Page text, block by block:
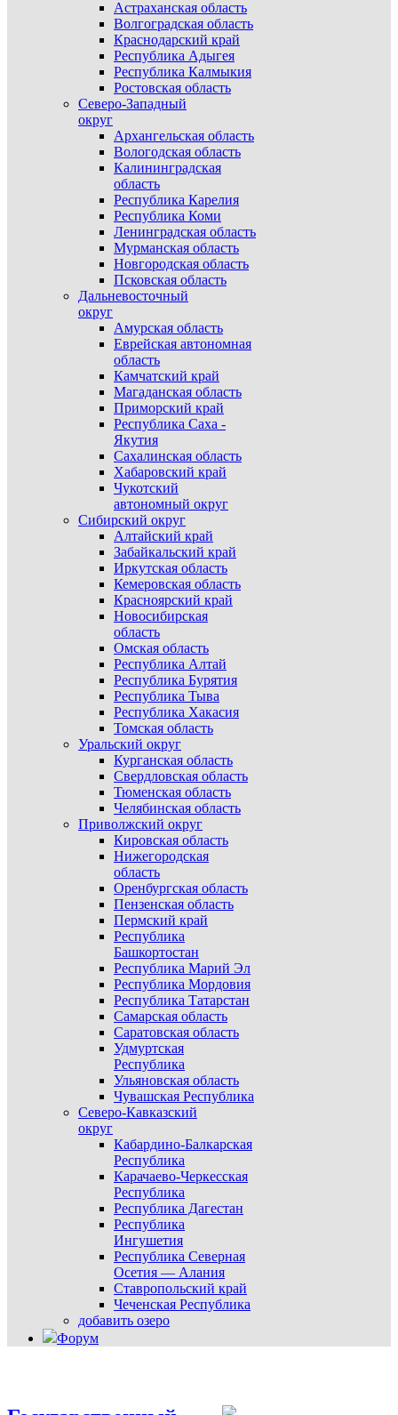
Астраханская область
Волгоградская область
Краснодарский край
Республика Адыгея
Республика Калмыкия
Ростовская область
Северо-Западный
округ
Архангельская область
Вологодская область
Калининградская
область
Республика Карелия
Республика Коми
Ленинградская область
Мурманская область
Новгородская область
Псковская область
Дальневосточный
округ
Амурская область
Еврейская автономная
область
Камчатский край
Магаданская область
Приморский край
Республика Саха -
Якутия
Сахалинская область
Хабаровский край
Чукотский
автономный округ
Сибирский округ
Алтайский край
Забайкальский край
Иркутская область
Кемеровская область
Красноярский край
Новосибирская
область
Омская область
Республика Алтай
Республика Бурятия
Республика Тыва
Республика Хакасия
Томская область
Уральский округ
Курганская область
Свердловская область
Тюменская область
Челябинская область
Приволжский округ
Кировская область
Нижегородская
область
Оренбургская область
Пензенская область
Пермский край
Республика
Башкортостан
Республика Марий Эл
Республика Мордовия
Республика Татарстан
Самарская область
Саратовская область
Удмуртская
Республика
Ульяновская область
Чувашская Республика
Северо-Кавказский
округ
Кабардино-Балкарская
Республика
Карачаево-Черкесская
Республика
Республика Дагестан
Республика
Ингушетия
Республика Северная
Осетия — Алания
Ставропольский край
Чеченская Республика
добавить озеро
Форум